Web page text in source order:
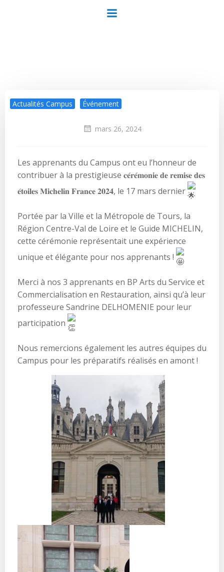
au
Actualités Campus Événement
mars 26, 2024
Les apprenants du Campus ont eu l’honneur de
contribuer à la prestigieuse 𝐜𝐞́𝐫𝐞́𝐦𝐨𝐧𝐢𝐞 𝐝𝐞 𝐫𝐞𝐦𝐢𝐬𝐞 𝐝𝐞𝐬
𝐞́𝐭𝐨𝐢𝐥𝐞𝐬 𝐌𝐢𝐜𝐡𝐞𝐥𝐢𝐧 𝐅𝐫𝐚𝐧𝐜𝐞 𝟐𝟎𝟐𝟒, le 17 mars dernier
Portée par la Ville et la Métropole de Tours, la
Région Centre-Val de Loire et le Guide MICHELIN,
cette cérémonie représentait une expérience
unique et élégante pour nos apprenants !
Merci à nos 3 apprenants en BP Arts du Service et
Commercialisation en Restauration, ainsi qu’à leur
professeure Sandrine DELHOMENIE pour leur
participation
Nous remercions également les autres équipes du
Campus pour les préparatifs réalisés en amont !